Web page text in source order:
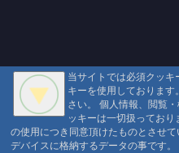
当サイトでは必須クッ
キーを使用しておりま
さい。 個人情報、閲覧
ッキーは一切扱ってお
の使用につき同意頂けたものとさせ
デバイスに格納するデータの事です。